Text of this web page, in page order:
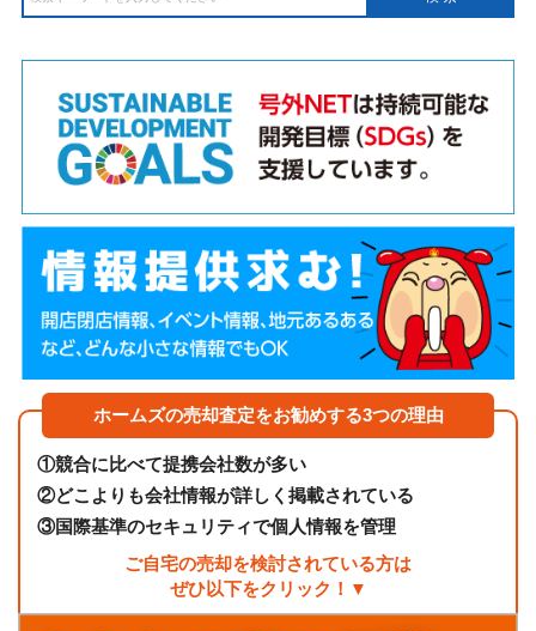
ホームズの売却査定をお勧めする3つの理由
①競合に比べて提携会社数が多い
②どこよりも会社情報が詳しく掲載されている
③国際基準のセキュリティで個人情報を管理
ご自宅の売却を検討されている方は
ぜひ以下をクリック！▼